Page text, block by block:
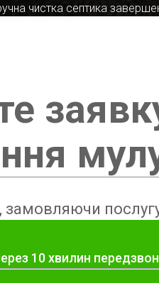
чистка септика
замовляючи
10 хвилин